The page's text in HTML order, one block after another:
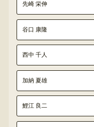
先崎 栄伸
谷口 康隆
西中 千人
加納 夏雄
鯉江 良二